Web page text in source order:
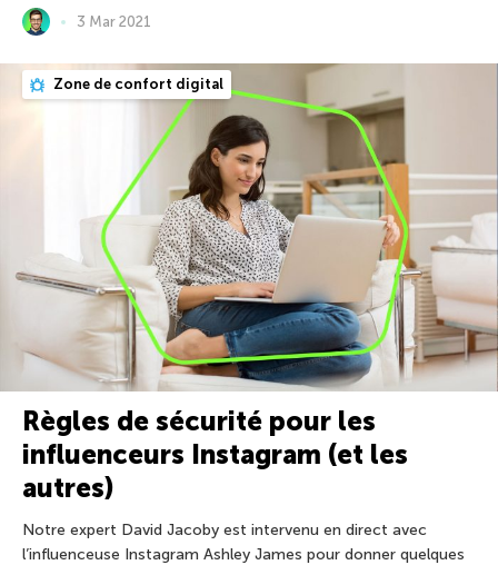
3 Mar 2021
Zone de confort digital
Règles de sécurité pour les
influenceurs Instagram (et les
autres)
Notre expert David Jacoby est intervenu en direct avec
l’influenceuse Instagram Ashley James pour donner quelques